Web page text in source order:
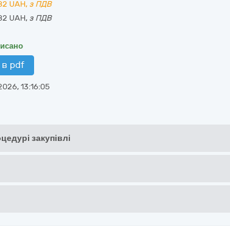
UAH, з ПДВ
UAH, з ПДВ
в pdf
13:16:05
закупівлі